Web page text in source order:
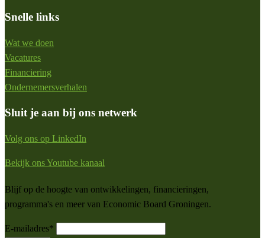
Snelle links
Wat we doen
Vacatures
Financiering
Ondernemersverhalen
Sluit je aan bij ons netwerk
Volg ons op LinkedIn
Bekijk ons Youtube kanaal
Blijf op de hoogte van ontwikkelingen, financieringen,
programma's en meer van Economic Board Groningen.
E-mailadres*